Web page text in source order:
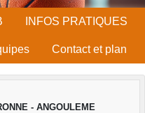
INFOS PRATIQUES
Contact et plan
- ANGOULEME